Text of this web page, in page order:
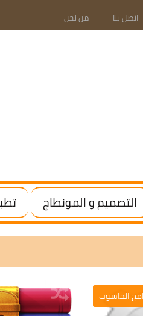
اتصل بنا من نحن
التصميم و المونطاج
والمونطاج